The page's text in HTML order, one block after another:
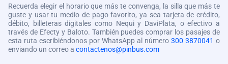
Recuerda elegir el horario que más te convenga, la silla que más te
guste y usar tu medio de pago favorito, ya sea tarjeta de crédito,
débito, billeteras digitales como Nequi y DaviPlata, o efectivo a
través de Efecty y Baloto. También puedes comprar los pasajes de
esta ruta escribiéndonos por WhatsApp al número 300 3870041 o
enviando un correo a contactenos@pinbus.com